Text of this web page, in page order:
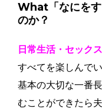
What「なにをす
のか？
日常生活・セック
すべてを楽しんでい
基本の大切な一番
むことができたら